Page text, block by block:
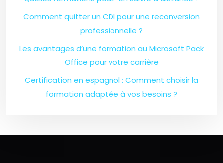
Comment quitter un CDI pour une reconversion
professionnelle ?
Les avantages d’une formation au Microsoft Pack
Office pour votre carrière
Certification en espagnol : Comment choisir la
formation adaptée à vos besoins ?